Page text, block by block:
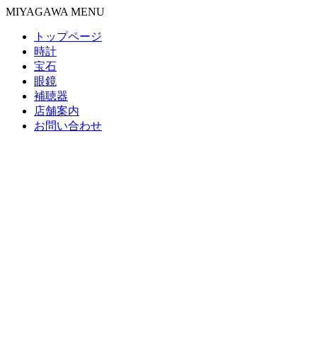
MIYAGAWA MENU
トップページ
時計
宝石
眼鏡
補聴器
店舗案内
お問い合わせ